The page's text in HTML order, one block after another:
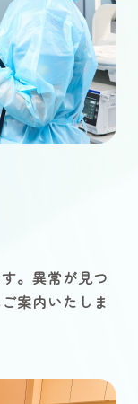
。異常が見つ
案内いたしま